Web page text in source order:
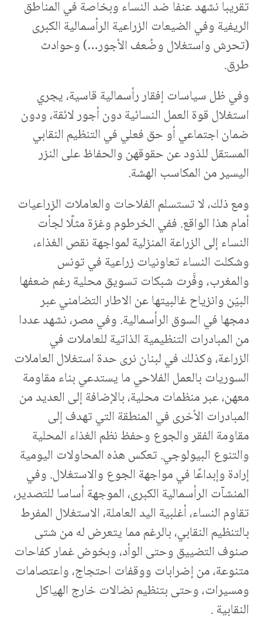
تقريبا نشهد عنفا ضد النساء وبخاصة في المناطق
الريفية وفي الضيعات الزراعية الرأسمالية الكبرى
(تحرش واستغلال وضُعف الأجور…) وحوادث
طرق.
وفي ظل سياسات إفقار رأسمالية قاسية، يجري
استغلال قوة العمل النسائية دون أجور لائقة، ودون
ضمان اجتماعي أو حق فعلي في التنظيم النقابي
المستقل للذود عن حقوقهن والحفاظ على النزر
اليسير من المكاسب الهشة.
ومع ذلك، لا تستسلم الفلاحات والعاملات الزراعيات
أمام هذا الواقع. ففي الخرطوم وغزة مثلًا لجأت
النساء إلى الزراعة المنزلية لمواجهة نقص الغذاء،
وشكلت النساء تعاونيات زراعية في تونس
والمغرب، وفَّرت شبكات تسويق محلية رغم ضعفها
البيّن وانزياح غالبيتها عن الاطار التضامني عبر
دمجها في السوق الرأسمالية. وفي مصر، نشهد عددا
من المبادرات التنظيمية الذاتية للعاملات في
الزراعة، وكذلك في لبنان نرى حدة استغلال العاملات
السوريات بالعمل الفلاحي ما يستدعي بناء مقاومة
معهن، عبر منظمات محلية، بالإضافة إلى العديد من
المبادرات الأخرى في المنطقة التي تهدف إلى
مقاومة الفقر والجوع وحفظ نظم الغذاء المحلية
والتنوع البيولوجي. تعكس هذه المحاولات اليومية
إرادة وإبداعًا في مواجهة الجوع والاستغلال. وفي
المنشآت الرأسمالية الكبرى، الموجهة أساسا للتصدير،
تقاوم النساء، أغلبية اليد العاملة، الاستغلال المفرط
بالتنظيم النقابي، بالرغم مما يتعرض له من شتى
صنوف التضييق وحتى الوأد، وبخوض غمار كفاحات
متنوعة، من إضرابات ووقفات احتجاج، واعتصامات
ومسيرات، وحتى بتنظيم نضالات خارج الهياكل
النقابية .